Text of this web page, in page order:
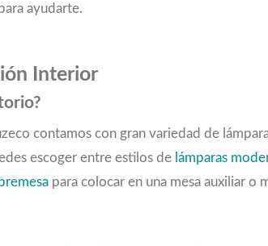
ayudarte.
Interior
contamos con gran variedad de
escoger entre estilos de lámparas
para colocar en una mesa auxiliar o